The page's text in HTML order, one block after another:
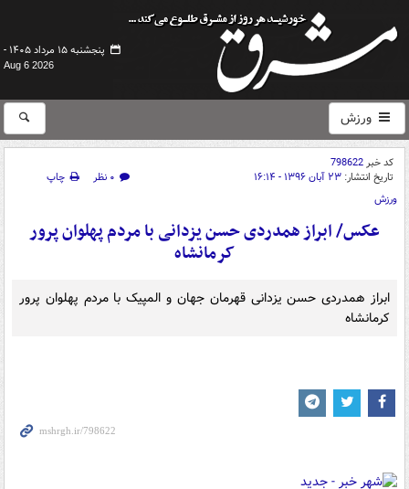
پنجشنبه ۱۵ مرداد ۱۴۰۵ -
Aug 6 2026
ورزش
کد خبر798622
تاریخ انتشار: ۲۳ آبان ۱۳۹۶ - ۱۶:۱۴ ۰ نظر
چاپ
ورزش
عکس/ ابراز همدردی حسن یزدانی با مردم پهلوان پرور
کرمانشاه
ابراز همدردی حسن یزدانی قهرمان جهان و المپیک با مردم پهلوان پرور
کرمانشاه